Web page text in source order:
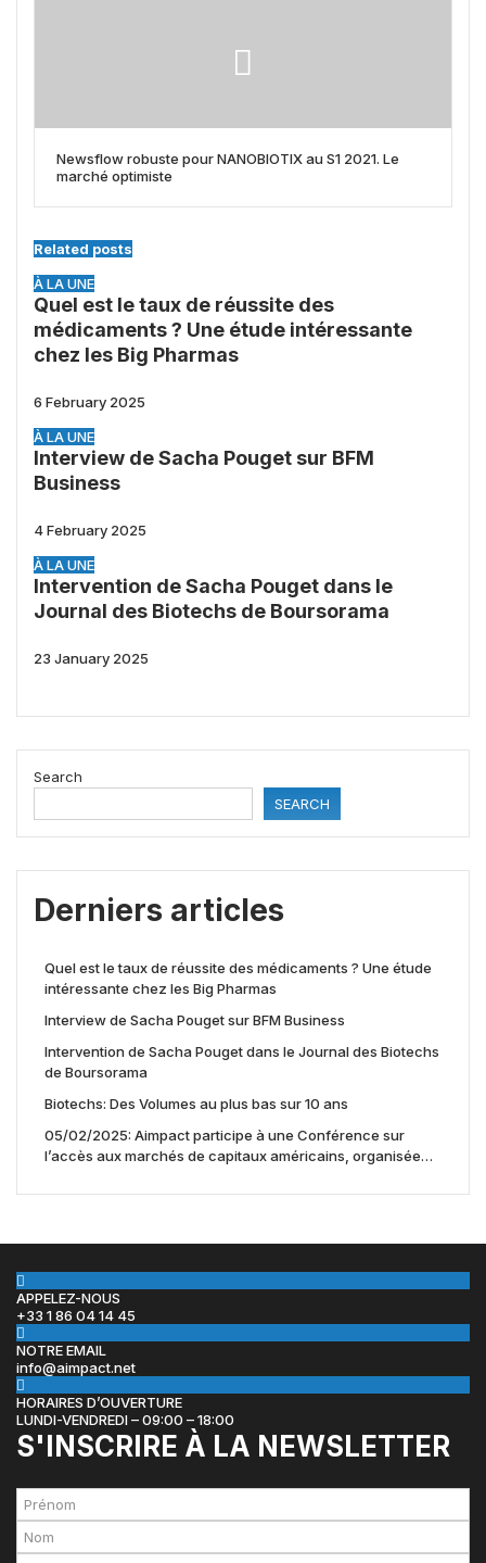
Newsflow robuste pour NANOBIOTIX au S1 2021. Le
marché optimiste
Related posts
À LA UNE
Quel est le taux de réussite des
médicaments ? Une étude intéressante
chez les Big Pharmas
6 February 2025
À LA UNE
Interview de Sacha Pouget sur BFM
Business
4 February 2025
À LA UNE
Intervention de Sacha Pouget dans le
Journal des Biotechs de Boursorama
23 January 2025
Search
SEARCH
Derniers articles
Quel est le taux de réussite des médicaments ? Une étude
intéressante chez les Big Pharmas
Interview de Sacha Pouget sur BFM Business
Intervention de Sacha Pouget dans le Journal des Biotechs
de Boursorama
Biotechs: Des Volumes au plus bas sur 10 ans
05/02/2025: Aimpact participe à une Conférence sur
l’accès aux marchés de capitaux américains, organisée
APPELEZ-NOUS
+33 1 86 04 14 45
NOTRE EMAIL
info@aimpact.net
HORAIRES D’OUVERTURE
LUNDI-VENDREDI – 09:00 – 18:00
S'INSCRIRE À LA NEWSLETTER